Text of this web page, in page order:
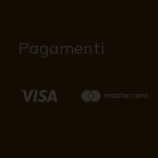
Pagamenti